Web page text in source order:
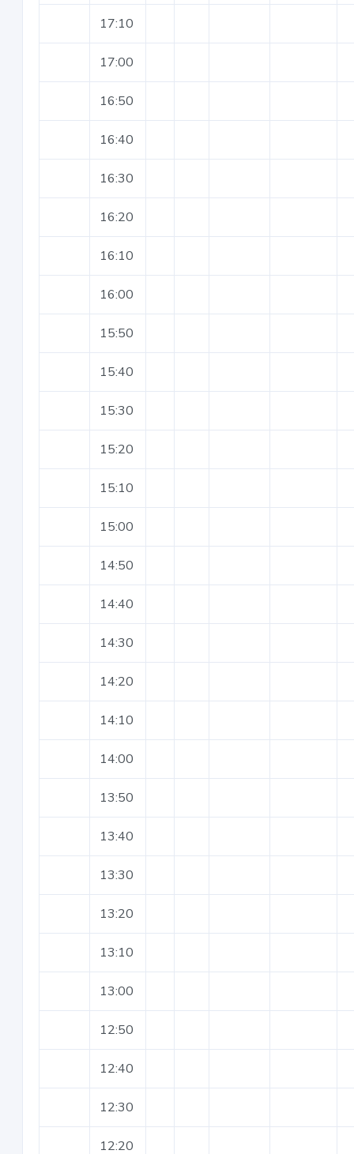
17:10
17:00
16:50
16:40
16:30
16:20
16:10
16:00
15:50
15:40
15:30
15:20
15:10
15:00
14:50
14:40
14:30
14:20
14:10
14:00
13:50
13:40
13:30
13:20
13:10
13:00
12:50
12:40
12:30
12:20